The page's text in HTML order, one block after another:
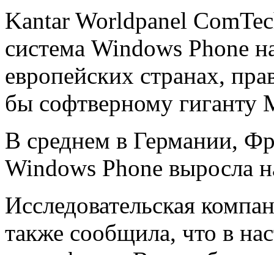
Kantar Worldpanel
система Windows Phone
европейских странах,
бы софтверному гиганту
В среднем в Германии,
Windows Phone выросла
Исследовательская
также сообщила, что в